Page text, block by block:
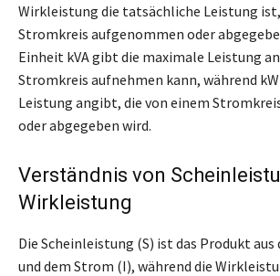
Wirkleistung die tatsächliche Leistung
Stromkreis aufgenommen oder
Einheit kVA gibt die maximale Leistung
Stromkreis aufnehmen kann, während
Leistung angibt, die von einem
oder abgegeben wird.
Verständnis von
Wirkleistung
Die Scheinleistung (S) ist das Produkt aus
und dem Strom (I), während die